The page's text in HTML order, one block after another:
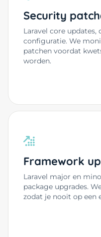
Security
Laravel core updates,
configuratie. We
patchen voordat
worden.
Framework
Laravel major en
package upgrades.
zodat je nooit op een